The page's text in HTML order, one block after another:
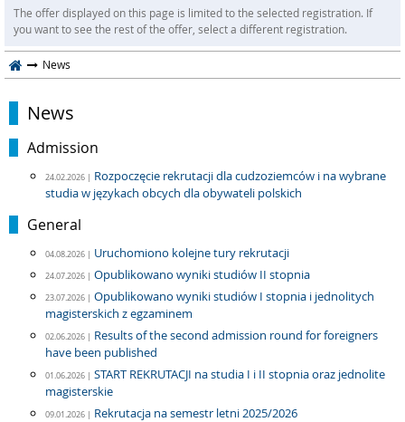
The offer displayed on this page is limited to the selected registration. If
you want to see the rest of the offer, select a different registration.
News
News
Admission
24.02.2026 | Rozpoczęcie rekrutacji dla cudzoziemców i na wybrane
studia w językach obcych dla obywateli polskich
General
04.08.2026 | Uruchomiono kolejne tury rekrutacji
24.07.2026 | Opublikowano wyniki studiów II stopnia
23.07.2026 | Opublikowano wyniki studiów I stopnia i jednolitych
magisterskich z egzaminem
02.06.2026 | Results of the second admission round for foreigners
have been published
01.06.2026 | START REKRUTACJI na studia I i II stopnia oraz jednolite
magisterskie
09.01.2026 | Rekrutacja na semestr letni 2025/2026